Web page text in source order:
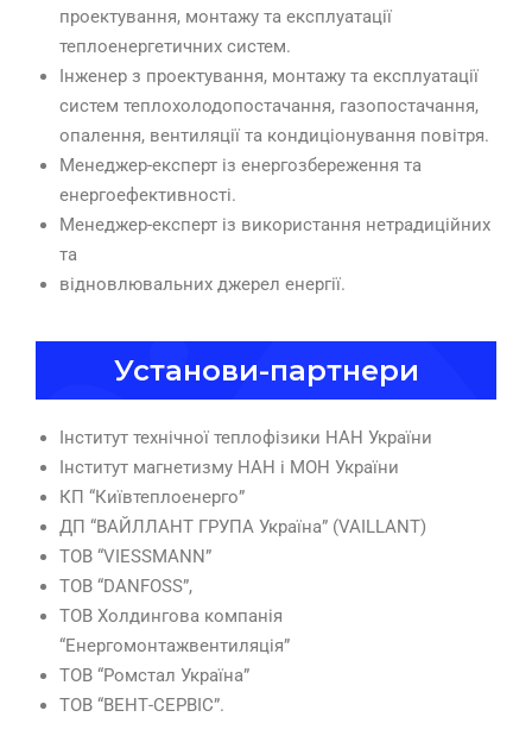
проектування, монтажу та експлуатації
теплоенергетичних систем.
Інженер з проектування, монтажу та експлуатації
систем теплохолодопостачання, газопостачання,
опалення, вентиляції та кондиціонування повітря.
Менеджер-експерт із енергозбереження та
енергоефективності.
Менеджер-експерт із використання нетрадиційних
та
відновлювальних джерел енергії.
Установи-партнери
Інститут технічної теплофізики НАН України
Інститут магнетизму НАН і МОН України
КП “Київтеплоенерго”
ДП “ВАЙЛЛАНТ ГРУПА Україна” (VAILLANT)
ТОВ “VIESSMANN”
ТОВ “DANFOSS”,
ТОВ Холдингова компанія
“Енергомонтажвентиляція”
ТОВ “Ромстал Україна”
ТОВ “ВЕНТ-СЕРВІС”.